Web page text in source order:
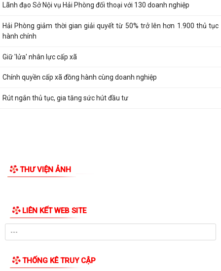
Lãnh đạo Sở Nội vụ Hải Phòng đối thoại với 130 doanh nghiệp
Hải Phòng giảm thời gian giải quyết từ 50% trở lên hơn 1.900 thủ tục
hành chính
Giữ 'lửa' nhân lực cấp xã
Chính quyền cấp xã đồng hành cùng doanh nghiệp
Rút ngắn thủ tục, gia tăng sức hút đầu tư
THƯ VIỆN ẢNH